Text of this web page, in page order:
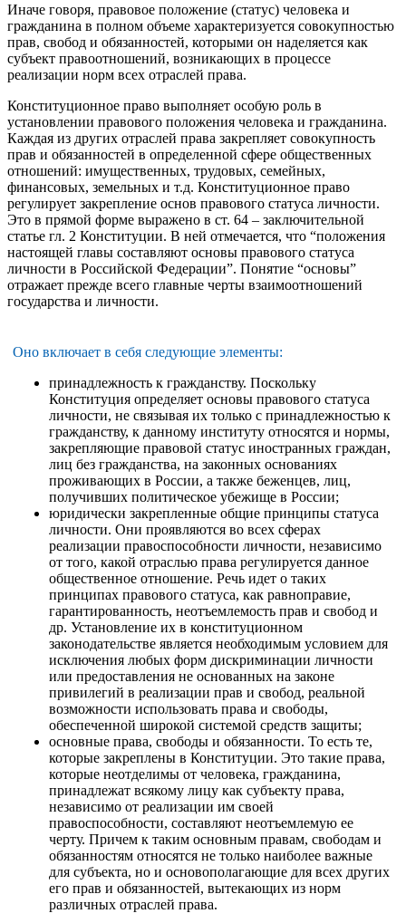
Иначе говоря, правовое положение (статус) человека и
гражданина в полном объеме характеризуется совокупностью
прав, свобод и обязанностей, которыми он наделяется как
субъект правоотношений, возникающих в процессе
реализации норм всех отраслей права.
Конституционное право выполняет особую роль в
установлении правового положения человека и гражданина.
Каждая из других отраслей права закрепляет совокупность
прав и обязанностей в определенной сфере общественных
отношений: имущественных, трудовых, семейных,
финансовых, земельных и т.д. Конституционное право
регулирует закрепление основ правового статуса личности.
Это в прямой форме выражено в ст. 64 – заключительной
статье гл. 2 Конституции. В ней отмечается, что “положения
настоящей главы составляют основы правового статуса
личности в Российской Федерации”. Понятие “основы”
отражает прежде всего главные черты взаимоотношений
государства и личности.
Оно включает в себя следующие элементы:
принадлежность к гражданству. Поскольку
Конституция определяет основы правового статуса
личности, не связывая их только с принадлежностью к
гражданству, к данному институту относятся и нормы,
закрепляющие правовой статус иностранных граждан,
лиц без гражданства, на законных основаниях
проживающих в России, а также беженцев, лиц,
получивших политическое убежище в России;
юридически закрепленные общие принципы статуса
личности. Они проявляются во всех сферах
реализации правоспособности личности, независимо
от того, какой отраслью права регулируется данное
общественное отношение. Речь идет о таких
принципах правового статуса, как равноправие,
гарантированность, неотъемлемость прав и свобод и
др. Установление их в конституционном
законодательстве является необходимым условием для
исключения любых форм дискриминации личности
или предоставления не основанных на законе
привилегий в реализации прав и свобод, реальной
возможности использовать права и свободы,
обеспеченной широкой системой средств защиты;
основные права, свободы и обязанности. То есть те,
которые закреплены в Конституции. Это такие права,
которые неотделимы от человека, гражданина,
принадлежат всякому лицу как субъекту права,
независимо от реализации им своей
правоспособности, составляют неотъемлемую ее
черту. Причем к таким основным правам, свободам и
обязанностям относятся не только наиболее важные
для субъекта, но и основополагающие для всех других
его прав и обязанностей, вытекающих из норм
различных отраслей права.